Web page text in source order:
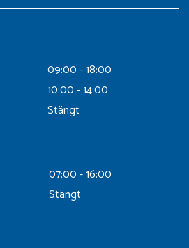
09:00 - 18:00
10:00 - 14:00
Stängt
07:00 - 16:00
Stängt